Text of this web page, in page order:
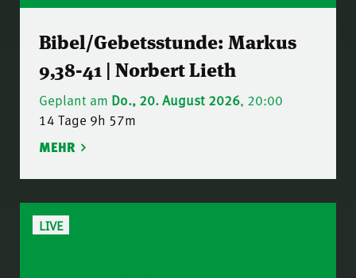
Bibel/Gebetsstunde: Markus
9,38-41 | Norbert Lieth
Geplant am Do., 20. August 2026, 20:00
14 Tage 9h 57m
MEHR
LIVE